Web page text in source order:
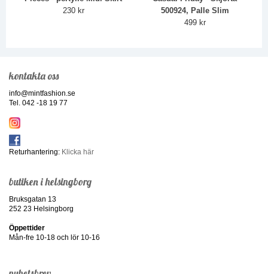
230 kr
500924, Palle Slim
499 kr
kontakta oss
info@mintfashion.se
Tel. 042 -18 19 77
Returhantering: Klicka här
butiken i helsingborg
Bruksgatan 13
252 23 Helsingborg
Öppettider
Mån-fre 10-18 och lör 10-16